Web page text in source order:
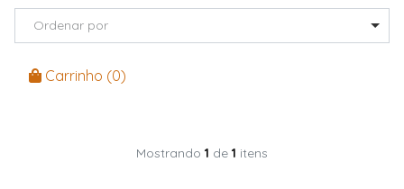
Ordenar por
Carrinho (0)
Mostrando 1 de 1 itens